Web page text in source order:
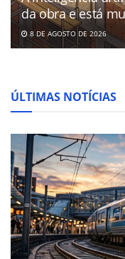
da obra e está
8 DE AGOSTO DE 2026
ÚLTIMAS NOTÍCIAS